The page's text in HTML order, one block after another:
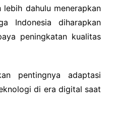
dahulu menerapkan
Indonesia diharapkan
peningkatan kualitas
pentingnya adaptasi
di era digital saat